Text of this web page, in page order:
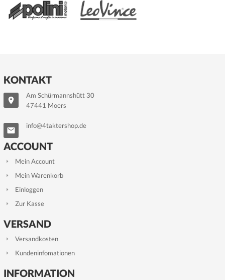
KONTAKT
Am Schürmannshütt 30
47441 Moers
info@4taktershop.de
ACCOUNT
Mein Account
Mein Warenkorb
Einloggen
Zur Kasse
VERSAND
Versandkosten
Kundeninfomationen
INFORMATION